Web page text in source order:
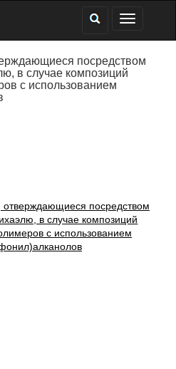
посредством
в случае композиций
с использованием